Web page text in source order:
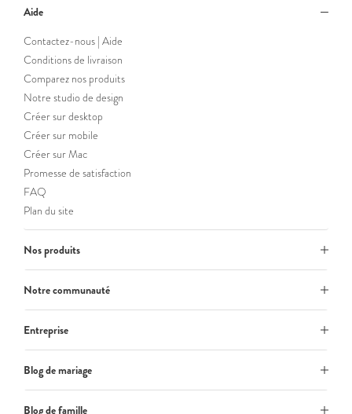
Aide
Contactez-nous | Aide
Conditions de livraison
Comparez nos produits
Notre studio de design
Créer sur desktop
Créer sur mobile
Créer sur Mac
Promesse de satisfaction
FAQ
Plan du site
Nos produits
Notre communauté
Entreprise
Blog de mariage
Blog de famille